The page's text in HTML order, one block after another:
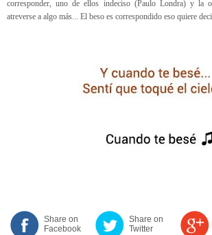
corresponder, uno de ellos indeciso (Paulo Londra) y la
atreverse a algo más... El beso es correspondido eso quiere
Share on
Facebook
Share on
Twitter